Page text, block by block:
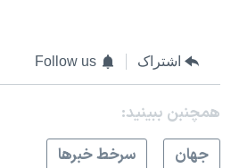
اشتراک Follow us
همچنبن ببینید:
جهان
سرخط خبرها